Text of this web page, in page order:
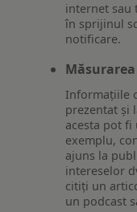
internet sau
în sprijinul
notificare.
Informațiile
prezentat și
acesta pot
exemplu,
ajuns la
intereselor
citiți un
un podcast